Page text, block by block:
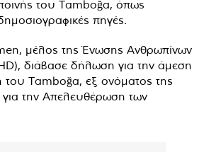
του Tamboğa, όπως
πηγές.
μέλος της Ένωσης Ανθρωπίνων
διάβασε δήλωση για την άμεση
Tamboğa, εξ ονόματος της
την Απελευθέρωση των